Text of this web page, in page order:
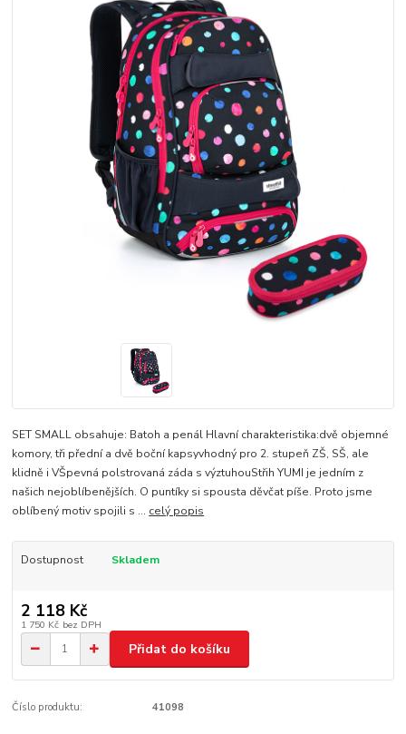
SET SMALL obsahuje: Batoh a penál Hlavní charakteristika:dvě objemné
komory, tři přední a dvě boční kapsyvhodný pro 2. stupeň ZŠ, SŠ, ale
klidně i VŠpevná polstrovaná záda s výztuhouStřih YUMI je jedním z
našich nejoblíbenějších. O puntíky si spousta děvčat píše. Proto jsme
oblíbený motiv spojili s ... celý popis
Dostupnost Skladem
2 118 Kč
1 750 Kč bez DPH
Přidat do košíku
Číslo produktu: 41098